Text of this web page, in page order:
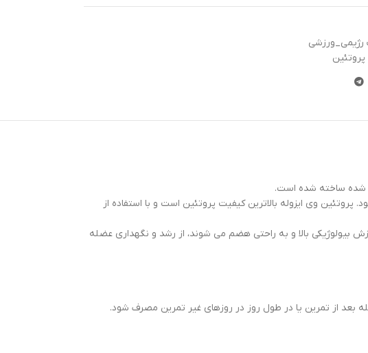
شده ساخته شده است.
وی ایزوله بالاترین کیفیت پروتئین است و با استفاده از
بالا و به راحتی هضم می شوند، از رشد و نگهداری عضله